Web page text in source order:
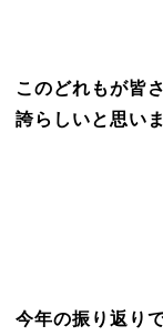
このどれもが皆
誇らしいと思いま
今年の振り返り